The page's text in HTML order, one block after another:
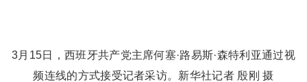
3月15日，西班牙共产党主席何塞·路易斯·森特利亚通过视
频连线的方式接受记者采访。新华社记者 殷刚 摄